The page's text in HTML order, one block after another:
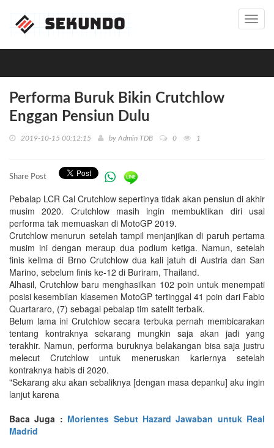
Performa Buruk Bikin Crutchlow
Enggan Pensiun Dulu
2019-10-15 00:12:15 by Admin TDB 0 1
Share Post
Pebalap LCR Cal Crutchlow sepertinya tidak akan pensiun di akhir
musim 2020. Crutchlow masih ingin membuktikan diri usai
performa tak memuaskan di MotoGP 2019.
Crutchlow menurun setelah tampil menjanjikan di paruh pertama
musim ini dengan meraup dua podium ketiga. Namun, setelah
finis kelima di Brno Crutchlow dua kali jatuh di Austria dan San
Marino, sebelum finis ke-12 di Buriram, Thailand.
Alhasil, Crutchlow baru menghasilkan 102 poin untuk menempati
posisi kesembilan klasemen MotoGP tertinggal 41 poin dari Fabio
Quartararo, (7) sebagai pebalap tim satelit terbaik.
Belum lama ini Crutchlow secara terbuka pernah membicarakan
tentang kontraknya sekarang mungkin saja akan jadi yang
terakhir. Namun, performa buruknya belakangan bisa saja justru
melecut Crutchlow untuk meneruskan kariernya setelah
kontraknya habis di 2020.
"Sekarang aku akan sebaliknya [dengan masa depanku] aku ingin
lanjut karena
Baca Juga : Morientes Sebut Hazard Jawaban untuk Real
Madrid